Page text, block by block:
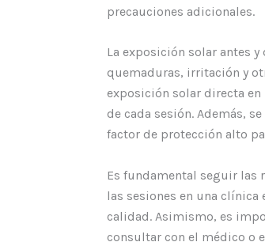
precauciones adicionales.
La exposición solar antes
quemaduras, irritación y
exposición solar directa en
de cada sesión. Además,
factor de protección alto
Es fundamental seguir las
las sesiones en una
calidad. Asimismo, es
consultar con el médico o